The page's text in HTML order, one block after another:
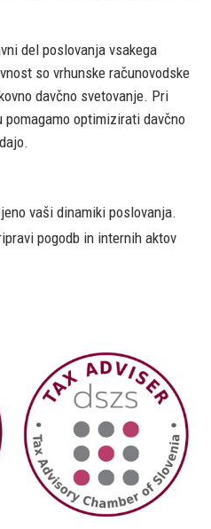
del poslovanja vsakega
so vrhunske računovodske
davčno svetovanje. Pri
optimizirati davčno
vaši dinamiki poslovanja.
pogodb in internih aktov